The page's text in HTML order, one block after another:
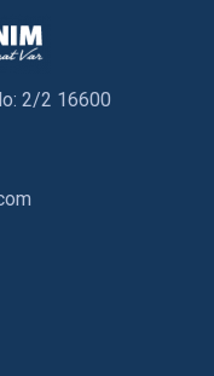
2/2 16600